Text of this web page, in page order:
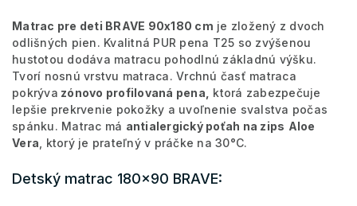
Matrac pre deti BRAVE 90x180 cm je zložený z dvoch
odlišných pien. Kvalitná PUR pena T25 so zvýšenou
hustotou dodáva matracu pohodlnú základnú výšku.
Tvorí nosnú vrstvu matraca. Vrchnú časť matraca
pokrýva zónovo profilovaná pena,
ktorá zabezpečuje
lepšie prekrvenie pokožky a uvoľnenie svalstva počas
spánku. Matrac má antialergický poťah na zips Aloe
Vera , ktorý je prateľný v práčke na 30°C.
Detský matrac 180x90 BRAVE: